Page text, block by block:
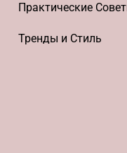
Практические
Тренды и Стиль